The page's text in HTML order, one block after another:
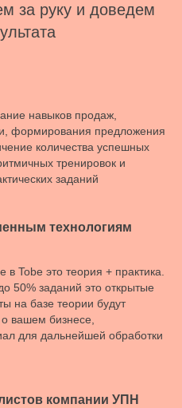
за руку и доведем
навыков продаж,
формирования предложения
количества успешных
тренировок и
заданий
технологиям
Tobe это теория + практика.
50% заданий это открытые
на базе теории будут
вашем бизнесе,
для дальнейшей обработки
компании УПН